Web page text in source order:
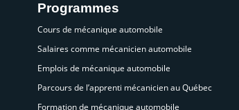
Programmes
Cours de mécanique automobile
Salaires comme mécanicien automobile
Emplois de mécanique automobile
Parcours de l’apprenti mécanicien au Québec
Formation de mécanique automobile